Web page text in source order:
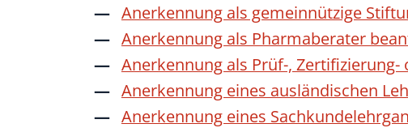
Anerkennung als gemeinnützige
Anerkennung als Pharmaberater
Anerkennung als Prüf-,
Anerkennung eines ausländischen
Anerkennung eines